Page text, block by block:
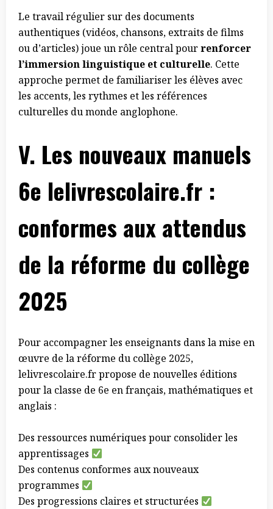
Le travail régulier sur des documents
authentiques (vidéos, chansons, extraits de films
ou d’articles) joue un rôle central pourrenforcer
l’immersion linguistique et culturelle. Cette
approche permet de familiariser les élèves avec
les accents, les rythmes et les références
culturelles du monde anglophone.
V. Les nouveaux manuels
6e lelivrescolaire.fr :
conformes aux attendus
de la réforme du collège
2025
Pour accompagner les enseignants dans la mise en
œuvre de la réforme du collège 2025,
lelivrescolaire.fr propose de nouvelles éditions
pour la classe de 6e en français, mathématiques et
anglais :
Des ressources numériques pour consolider les
apprentissages
Des contenus conformes aux nouveaux
programmes
Des progressions claires et structurées